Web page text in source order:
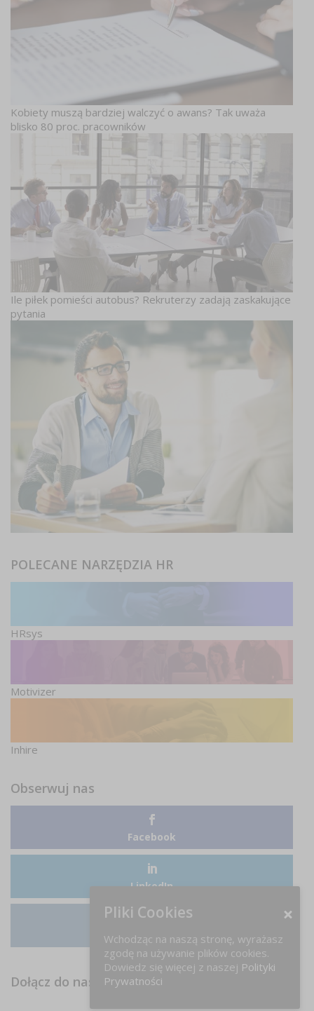
Kobiety muszą bardziej walczyć o awans? Tak uważa
blisko 80 proc. pracowników
Ile piłek pomieści autobus? Rekruterzy zadają zaskakujące
pytania
POLECANE NARZĘDZIA HR
HRsys
Motivizer
Inhire
Obserwuj nas
Facebook
LinkedIn
Instagram
Dołącz do nas na FB!
Pliki Cookies
Wchodząc na naszą stronę, wyrażasz
zgodę na używanie plików cookies.
Dowiedz się więcej z naszej Polityki
Prywatności